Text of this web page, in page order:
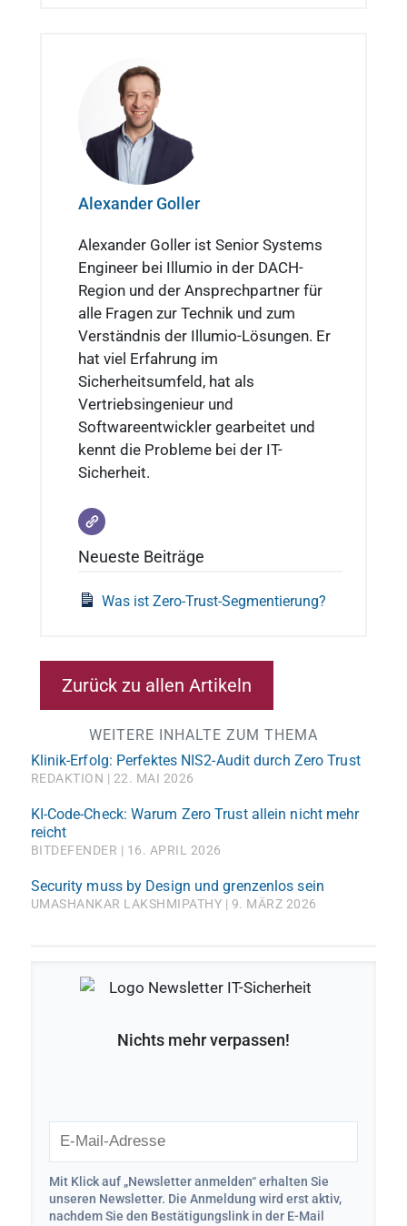
Alexander Goller
Alexander Goller ist Senior Systems
Engineer bei Illumio in der DACH-
Region und der Ansprechpartner für
alle Fragen zur Technik und zum
Verständnis der Illumio-Lösungen. Er
hat viel Erfahrung im
Sicherheitsumfeld, hat als
Vertriebsingenieur und
Softwareentwickler gearbeitet und
kennt die Probleme bei der IT-
Sicherheit.
Neueste Beiträge
Was ist Zero-Trust-Segmentierung?
Zurück zu allen Artikeln
WEITERE INHALTE ZUM THEMA
Klinik-Erfolg: Perfektes NIS2-Audit durch Zero Trust
REDAKTION 22. MAI 2026
KI-Code-Check: Warum Zero Trust allein nicht mehr
reicht
BITDEFENDER 16. APRIL 2026
Security muss by Design und grenzenlos sein
UMASHANKAR LAKSHMIPATHY 9. MÄRZ 2026
Nichts mehr verpassen!
Mit Klick auf „Newsletter anmelden“ erhalten Sie
unseren Newsletter. Die Anmeldung wird erst aktiv,
nachdem Sie den Bestätigungslink in der E-Mail